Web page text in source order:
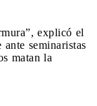
explicó el
seminaristas
matan la